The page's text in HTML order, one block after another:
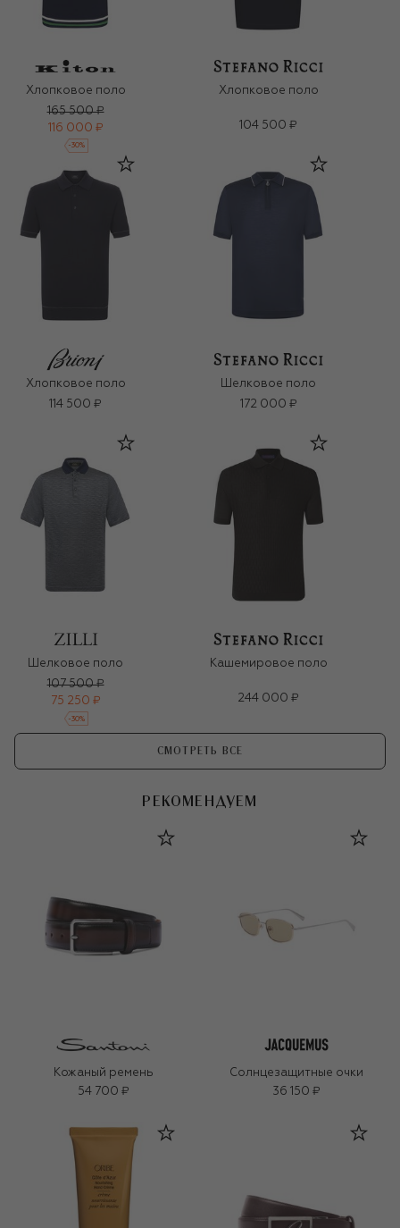
Хлопковое поло
165 500 ₽
116 000 ₽
-30%
Хлопковое поло
104 500 ₽
Хлопковое поло
114 500 ₽
Шелковое поло
172 000 ₽
Шелковое поло
107 500 ₽
75 250 ₽
-30%
Кашемировое поло
244 000 ₽
СМОТРЕТЬ ВСЕ
РЕКОМЕНДУЕМ
Кожаный ремень
54 700 ₽
Солнцезащитные очки
36 150 ₽